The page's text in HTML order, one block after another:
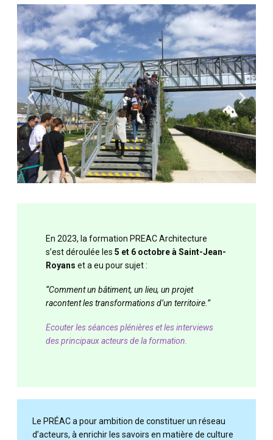
En 2023, la formation PREAC Architecture
s’est déroulée les 5 et 6 octobre à Saint-Jean-
Royans et a eu pour sujet :
“Comment un bâtiment, un lieu, un projet
racontent les transformations d’un territoire.”
Ecouter les séances plénières et les interviews
des principaux acteurs de la formation.
Le PRÉAC a pour ambition de constituer un réseau
d’acteurs, à enrichir les savoirs en matière de culture